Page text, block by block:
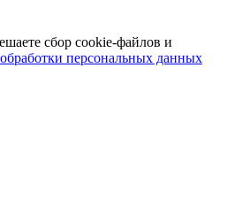
сбор cookie-файлов и
персональных данных